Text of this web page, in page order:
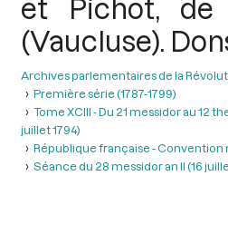
et Pichot, de
(Vaucluse).
Archives parlementaires de la
Première série (1787-1799)
Tome XCIII - Du 21 messidor au 12
juillet 1794)
République française - Convention
Séance du 28 messidor an II (16